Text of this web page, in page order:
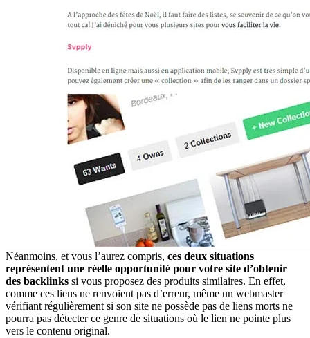
Néanmoins, et vous l’aurez compris, ces deux situations
représentent une réelle opportunité pour votre site d’obtenir
des backlinks si vous proposez des produits similaires. En effet,
comme ces liens ne renvoient pas d’erreur, même un webmaster
vérifiant régulièrement si son site ne possède pas de liens morts ne
pourra pas détecter ce genre de situations où le lien ne pointe plus
vers le contenu original.